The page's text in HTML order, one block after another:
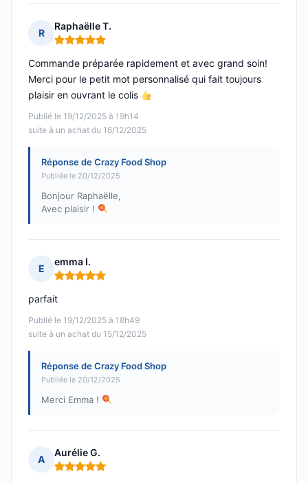
R
Raphaëlle T.
Note : 5 sur 5
Publié le 19/12/2025 à 19h14
suite à un achat du 16/12/2025
Commande préparée rapidement et avec grand soin!
Merci pour le petit mot personnalisé qui fait toujours
plaisir en ouvrant le colis
Réponse de Crazy Food Shop
Publiée le 20/12/2025
Bonjour Raphaëlle,
Avec plaisir !
E
emma I.
Note : 5 sur 5
Publié le 19/12/2025 à 18h49
suite à un achat du 15/12/2025
parfait
Réponse de Crazy Food Shop
Publiée le 20/12/2025
Merci Emma !
A
Aurélie G.
Note : 5 sur 5